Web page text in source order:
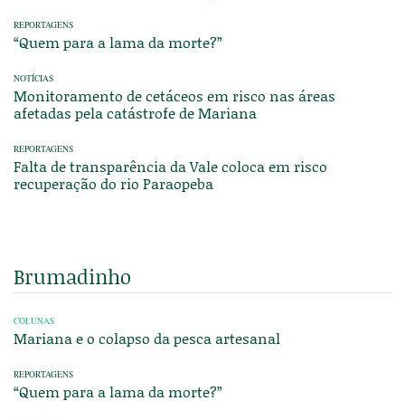
REPORTAGENS
“Quem para a lama da morte?”
NOTÍCIAS
Monitoramento de cetáceos em risco nas áreas
afetadas pela catástrofe de Mariana
REPORTAGENS
Falta de transparência da Vale coloca em risco
recuperação do rio Paraopeba
Brumadinho
COLUNAS
Mariana e o colapso da pesca artesanal
REPORTAGENS
“Quem para a lama da morte?”